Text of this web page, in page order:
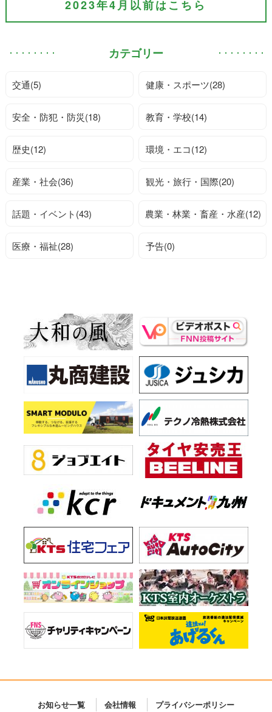
2023年4月以前はこちら
カテゴリー
交通(5) 健康・スポーツ(28)
安全・防犯・防災(18) 教育・学校(14)
歴史(12) 環境・エコ(12)
産業・社会(36) 観光・旅行・国際(20)
話題・イベント(43) 農業・林業・畜産・水産(12)
医療・福祉(28) 予告(0)
お知らせ一覧 会社情報 プライバシーポリシー